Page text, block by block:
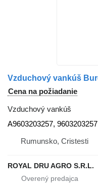
Cena na požiadanie
Vzduchový vankúš
A9603203257, 9603203257
Rumunsko, Cristesti
ROYAL DRU AGRO S.R.L.